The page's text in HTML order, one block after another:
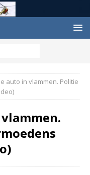
auto in vlammen. Politie